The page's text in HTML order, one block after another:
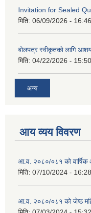
Invitation for Sealed
मिति: 06/09/2026 - 16:46
बोलपत्र स्वीकृतको लागि
मिति: 04/22/2026 - 15:50
अन्य
आय व्यय विवरण
आ.व. २०८०/०८१ को वार्षिक
मिति: 07/10/2024 - 16:28
आ.व. २०८०/०८१ को जेष्ठ